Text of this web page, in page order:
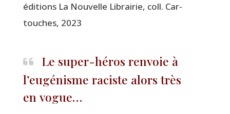
édi­tions La Nou­velle Librai­rie, coll. Car­
touches, 2023
Le super-héros renvoie à
l’eugénisme raciste alors très
en vogue…